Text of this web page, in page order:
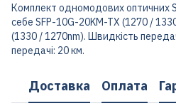
Комплект одномодових оптичних
себе SFP-10G-20KM-TX (1270 /
(1330 / 1270nm). Швидкість
передачі: 20 км.
Доставка Оплата